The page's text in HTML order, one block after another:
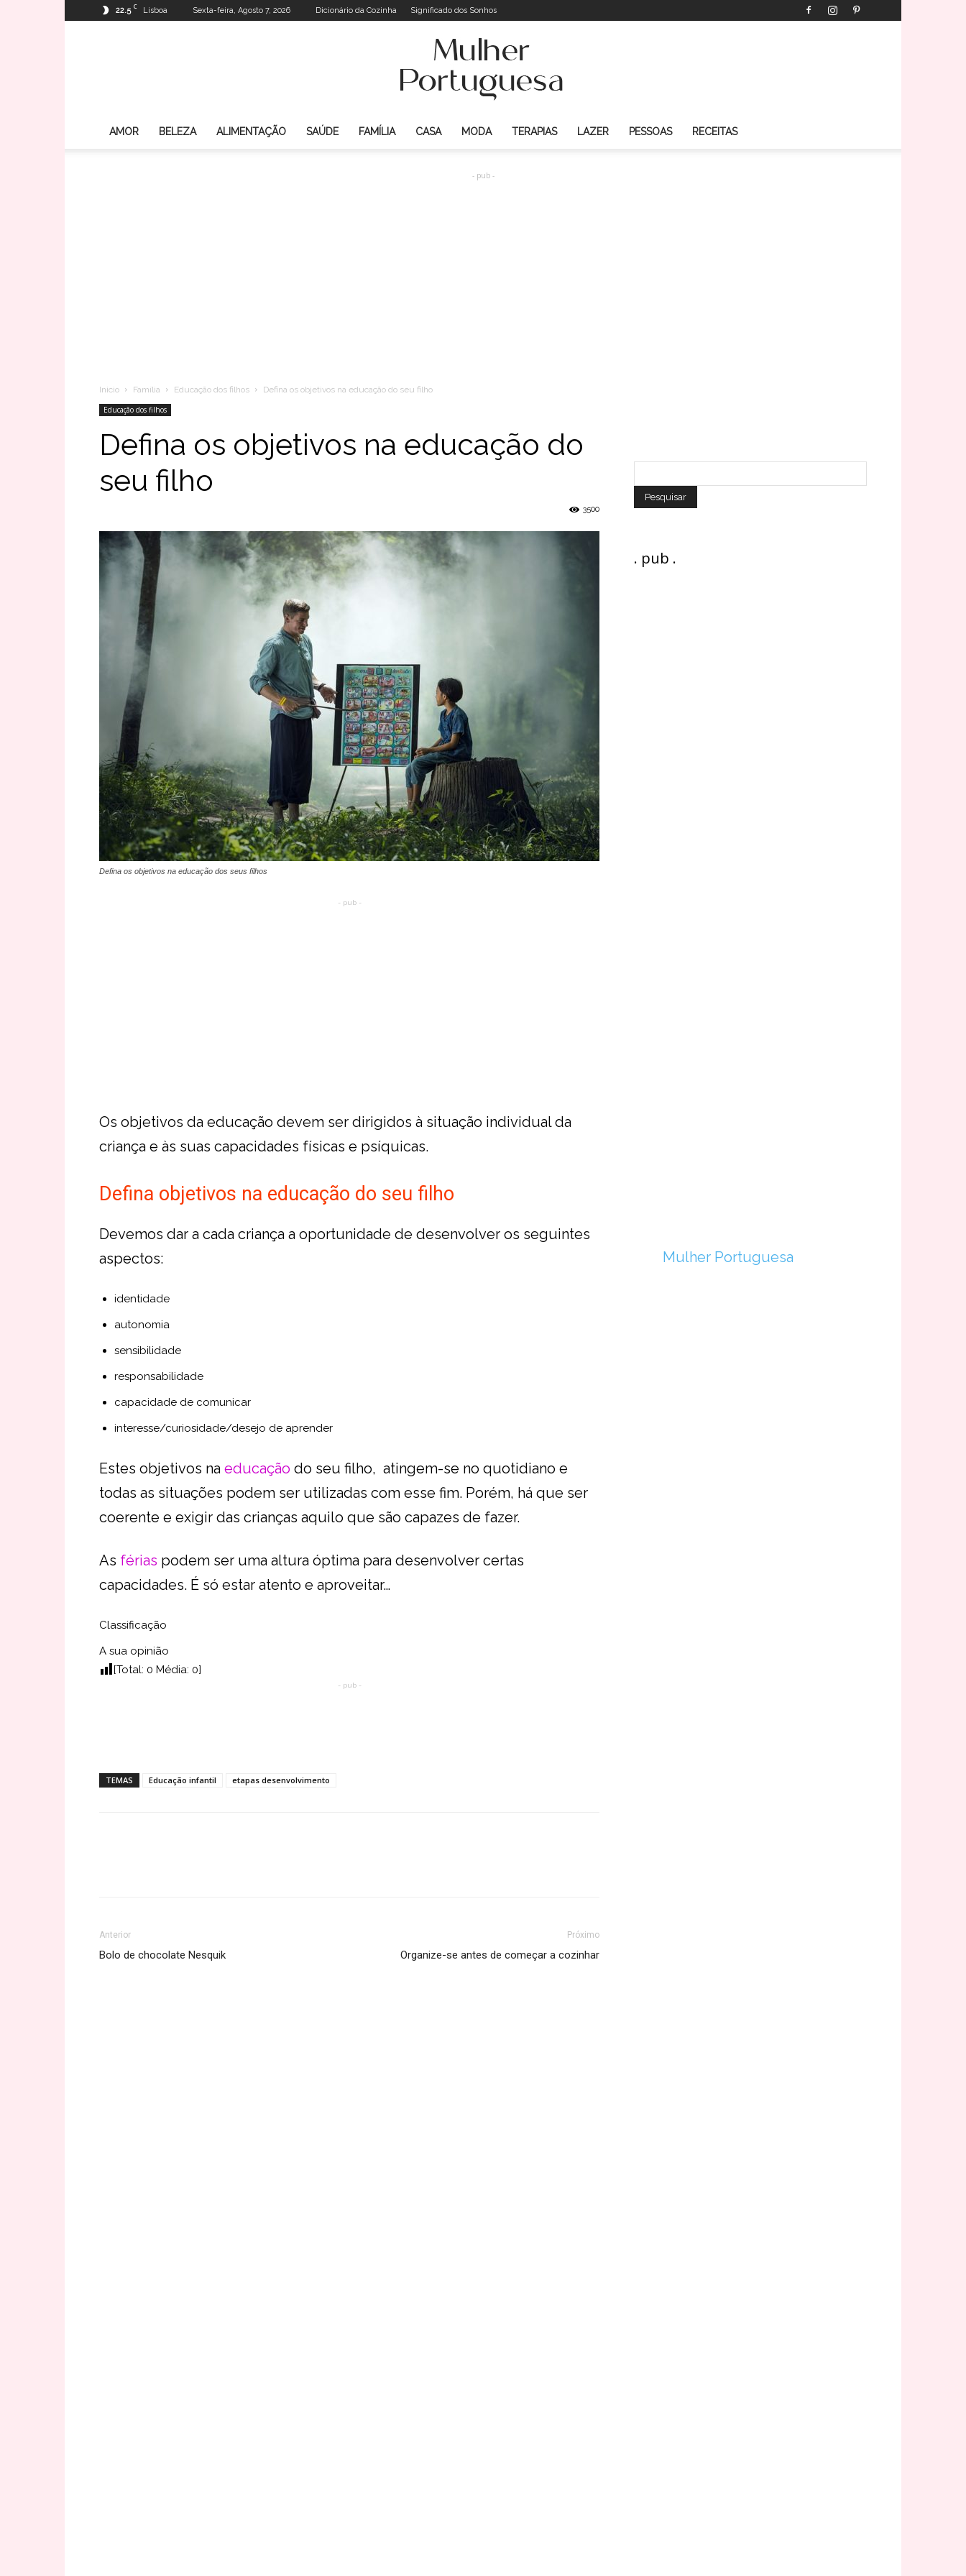
22.5 C Lisboa Sexta-feira, Agosto 7, 2026 Dicionário da Cozinha Significado dos Sonhos
AMOR BELEZA ALIMENTAÇÃO SAÚDE FAMÍLIA CASA MODA TERAPIAS LAZER PESSOAS RECEITAS
- pub -
Inicio Família Educação dos filhos
Defina os objetivos na educação do seu filho
Educação dos filhos
Defina os objetivos na educação do
seu filho
3500
Defina os objetivos na educação dos seus filhos
- pub -
Os objetivos da educação devem ser dirigidos à situação individual da
criança e às suas capacidades físicas e psíquicas.
Defina objetivos na educação do seu filho
Devemos dar a cada criança a oportunidade de desenvolver os seguintes
aspectos:
identidade
autonomia
sensibilidade
responsabilidade
capacidade de comunicar
interesse/curiosidade/desejo de aprender
Estes objetivos na educação do seu filho, atingem-se no quotidiano e
todas as situações podem ser utilizadas com esse fim. Porém, há que ser
coerente e exigir das crianças aquilo que são capazes de fazer.
As férias podem ser uma altura óptima para desenvolver certas
capacidades. É só estar atento e aproveitar…
Classificação
A sua opinião
[Total: 0 Média: 0]
- pub -
TEMAS Educação infantil etapas desenvolvimento
Anterior
Bolo de chocolate Nesquik
Próximo
Organize-se antes de começar a cozinhar
. pub .
Mulher Portuguesa